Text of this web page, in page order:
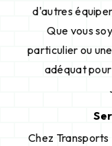
d'autres
Que vous
particulier ou
adéquat
Chez